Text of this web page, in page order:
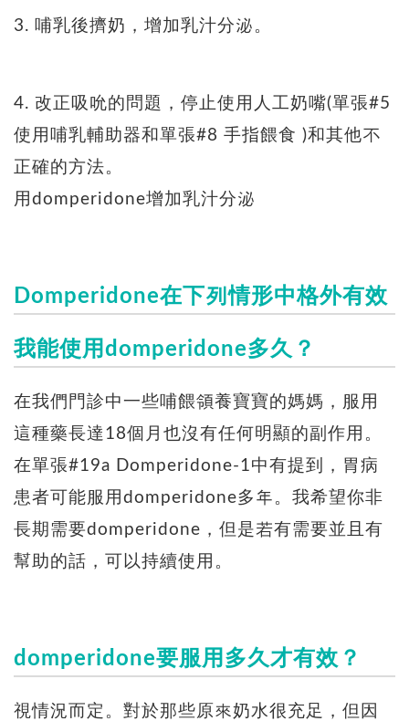
3. 哺乳後擠奶，增加乳汁分泌。
4. 改正吸吮的問題，停止使用人工奶嘴(單張#5
使用哺乳輔助器和單張#8 手指餵食 )和其他不
正確的方法。
用domperidone增加乳汁分泌
Domperidone在下列情形中格外有效
我能使用domperidone多久？
在我們門診中一些哺餵領養寶寶的媽媽，服用
這種藥長達18個月也沒有任何明顯的副作用。
在單張#19a Domperidone-1中有提到，胃病
患者可能服用domperidone多年。我希望你非
長期需要domperidone，但是若有需要並且有
幫助的話，可以持續使用。
domperidone要服用多久才有效？
視情況而定。對於那些原來奶水很充足，但因